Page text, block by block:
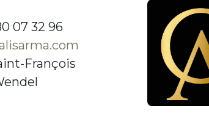
07 32 96
François